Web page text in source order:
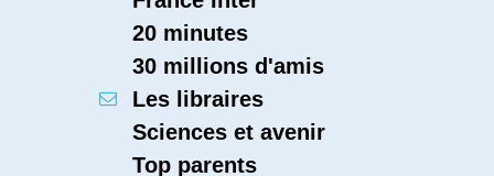
20 minutes
30 millions d'amis
Les libraires
Sciences et avenir
Top parents